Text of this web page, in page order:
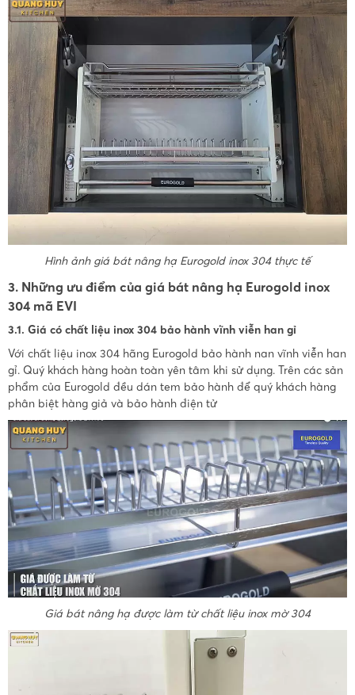
Hình ảnh giá bát nâng hạ Eurogold inox 304 thực tế
3. Những ưu điểm của giá bát nâng hạ Eurogold inox
304 mã EVI
3.1. Giá có chất liệu inox 304 bảo hành vĩnh viễn han gỉ
Với chất liệu inox 304 hãng Eurogold bảo hành nan vĩnh viễn han
gỉ. Quý khách hàng hoàn toàn yên tâm khi sử dụng. Trên các sản
phẩm của Eurogold đều dán tem bảo hành để quý khách hàng
phân biệt hàng giả và bảo hành điện tử
Giá bát nâng hạ được làm từ chất liệu inox mờ 304